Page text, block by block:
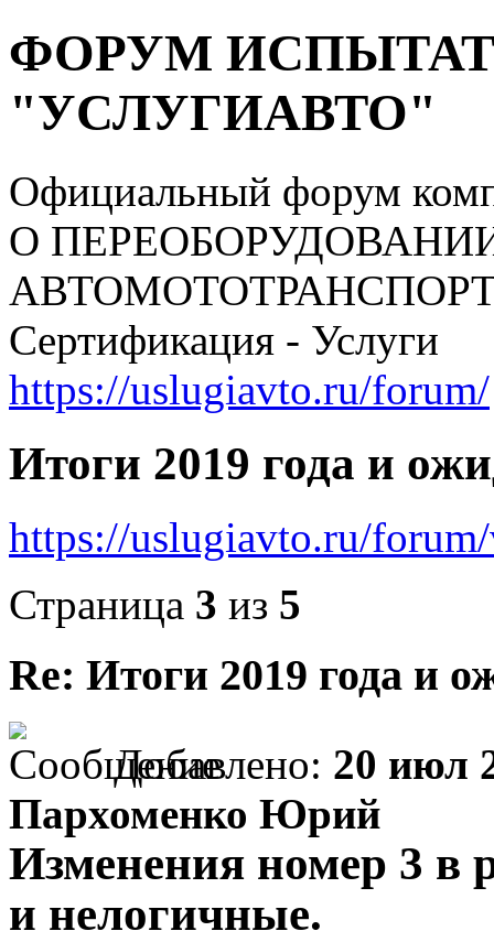
ФОРУМ
"УСЛУГИАВТО"
Официальный форум
О
Сертификация - Услуги
https://uslugiavto.ru/forum/
Итоги 2019 года и
https://uslugiavto.ru/
Страница 3 из 5
Re: Итоги 2019 года и
Добавлено: 20 июл
Пархоменко Юрий
Изменения номер 3 в
и нелогичные.